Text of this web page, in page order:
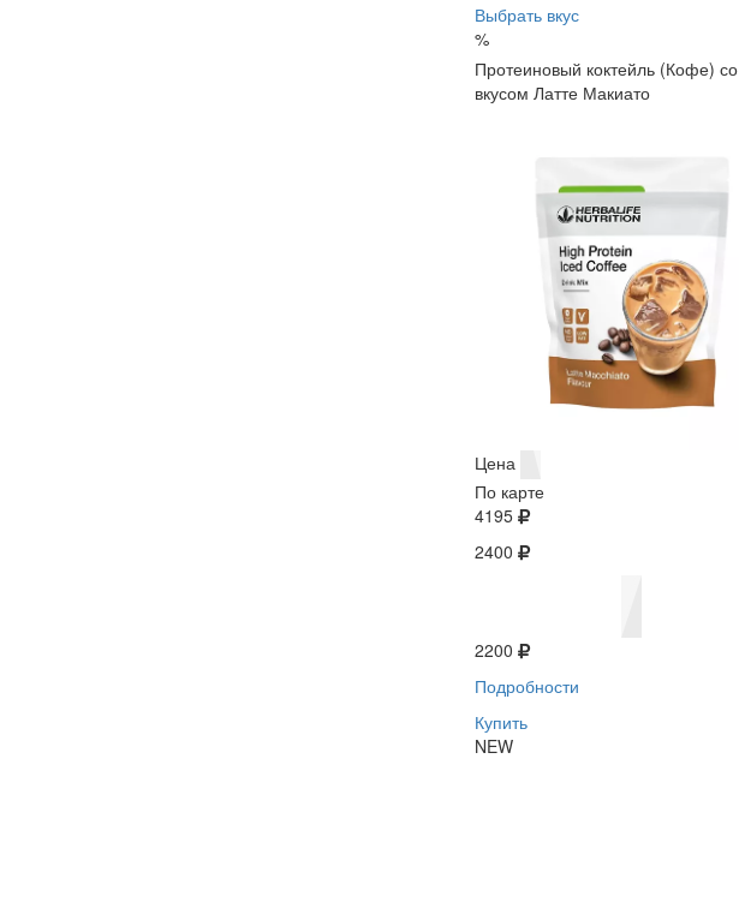
Выбрать вкус
%
Протеиновый коктейль (Кофе) со
вкусом Латте Макиато
Цена
По карте
4195
2400
2200
Подробности
Купить
NEW